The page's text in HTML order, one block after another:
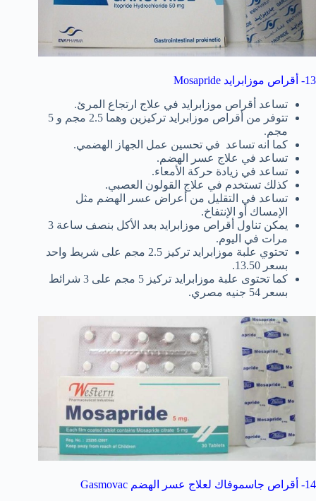
13- أقراص موزابرايد Mosapride
تساعد أقراص موزابرايد في علاج ارتجاع المرئ.
تتوفر من أقراص موزابرايد تركيزين وهما 2.5 مجم و 5
مجم.
كما انه تساعد في تحسين عمل الجهاز الهضمي.
تساعد في علاج عسر الهضم.
تساعد في زيادة حركة الأمعاء.
كذلك تستخدم في علاج القولون العصبي.
تساعد في التقليل من أعراض عسر الهضم مثل
الإمساك أو الإنتفاخ.
يمكن تناول أقراص موزابرايد بعد الأكل بنصف ساعة 3
مرات في اليوم.
تحتوي علبة موزابرايد تركيز 2.5 مجم على شريط واحد
بسعر 13.50.
كما تحتوى علبة موزابرايد تركيز 5 مجم على 3 شرائط
بسعر 54 جنيه مصري.
14- أقراص جاسموفاك لعلاج عسر الهضم Gasmovac